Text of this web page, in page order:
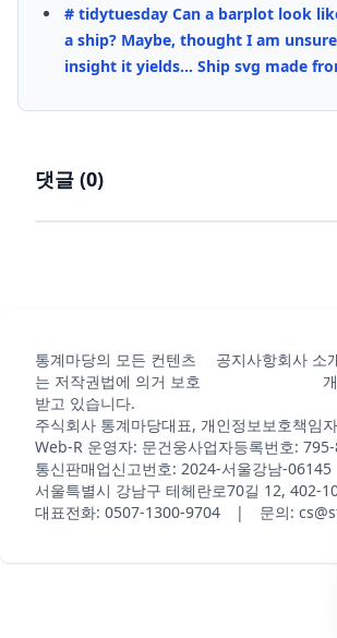
# tidytuesday Can a barplot look
a ship? Maybe, thought I am
insight it yields... Ship svg made
댓글 (0)
통계마당의 모든 컨텐츠
는 저작권법에 의거 보호
받고 있습니다.
공지사항회사 소
주식회사 통계마당대표, 개인정보보호책임
Web-R 운영자: 문건웅사업자등록번호:
통신판매업신고번호: 2024-서울강남-06145
서울특별시 강남구 테헤란로70길 12, 402-
대표전화: 0507-1300-9704 | 문의: